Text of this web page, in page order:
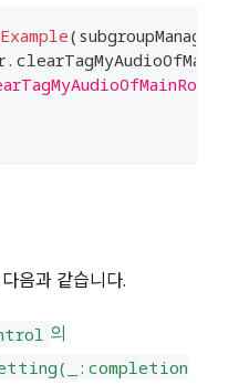
( subgroupManager
.
음과 같습니다.
의